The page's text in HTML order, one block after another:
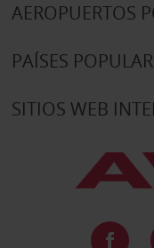
AEROPUERTOS
PAÍSES
SITIOS WEB